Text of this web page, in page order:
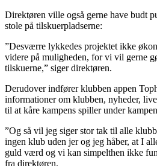
Direktøren ville også gerne have budt
stole på tilskuerpladserne:
”Desværre lykkedes projektet ikke
videre på muligheden, for vi vil gerne
tilskuerne,” siger direktøren.
Derudover indfører klubben appen
informationer om klubben, nyheder,
til at kåre kampens spiller under
”Og så vil jeg siger stor tak til alle
ingen klub uden jer og jeg håber, at I
guld værd og vi kan simpelthen ikke
fra direktøren.